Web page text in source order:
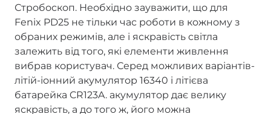
Стробоскоп. Необхідно зауважити, що для
Fenix PD25 не тільки час роботи в кожному з
обраних режимів, але і яскравість світла
залежить від того, які елементи живлення
вибрав користувач. Серед можливих варіантів-
літій-іонний акумулятор 16340 і літієва
батарейка CR123A. акумулятор дає велику
яскравість, а до того ж, його можна